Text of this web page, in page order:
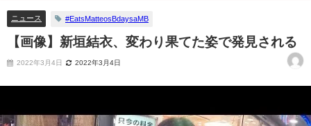
ニュース #EatsMatteosBdaysaMB
【画像】新垣結衣、変わり果てた姿で発見される
2022年3月4日 2022年3月4日